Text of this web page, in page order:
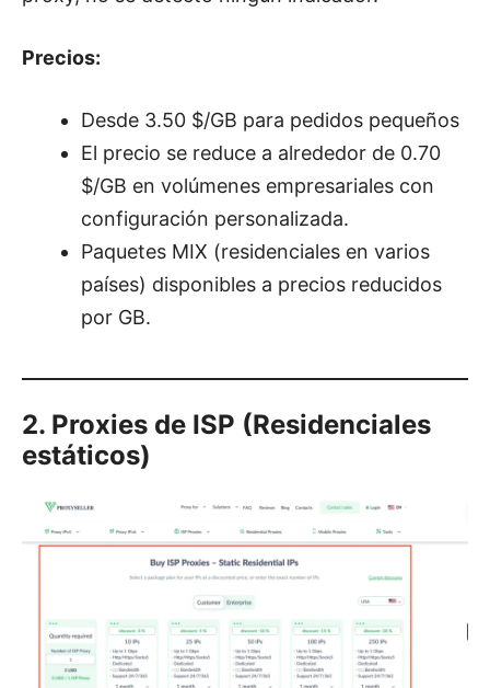
Precios:
Desde 3.50 $/GB para pedidos pequeños
El precio se reduce a alrededor de 0.70
$/GB en volúmenes empresariales con
configuración personalizada.
Paquetes MIX (residenciales en varios
países) disponibles a precios reducidos
por GB.
2. Proxies de ISP (Residenciales
estáticos)